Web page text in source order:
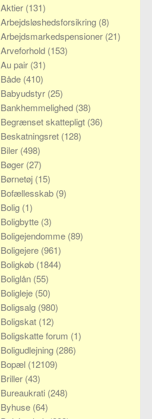
Aktier (131)
Arbejdsløshedsforsikring (8)
Arbejdsmarkedspensioner (21)
Arveforhold (153)
Au pair (31)
Både (410)
Babyudstyr (25)
Bankhemmelighed (38)
Begrænset skattepligt (36)
Beskatningsret (128)
Biler (498)
Bøger (27)
Børnetøj (15)
Bofællesskab (9)
Bolig (1)
Boligbytte (3)
Boligejendomme (89)
Boligejere (961)
Boligkøb (1844)
Boliglån (55)
Boligleje (50)
Boligsalg (980)
Boligskat (12)
Boligskatte forum (1)
Boligudlejning (286)
Bopæl (12109)
Briller (43)
Bureaukrati (248)
Byhuse (64)